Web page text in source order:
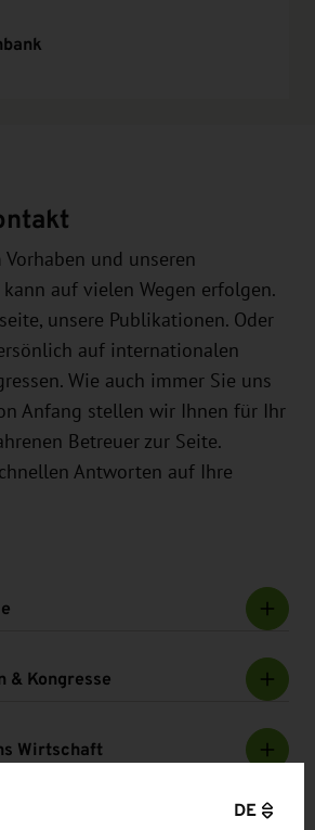
und unseren
auf vielen Wegen erfolgen.
unsere Publikationen. Oder
auf internationalen
Wie auch immer Sie uns
Anfang stellen wir Ihnen für Ihr
Betreuer zur Seite.
Antworten auf Ihre
& Kongresse
Wirtschaft
DE